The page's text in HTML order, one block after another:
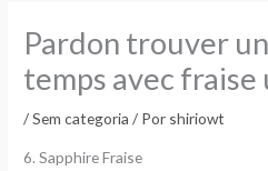
Pardon trouver
temps avec fraise
/Sem categoria / Por shiriowt
6. Sapphire Fraise